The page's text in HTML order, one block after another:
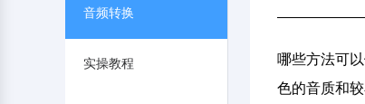
音频转换
实操教程
哪些方法可
色的音质和